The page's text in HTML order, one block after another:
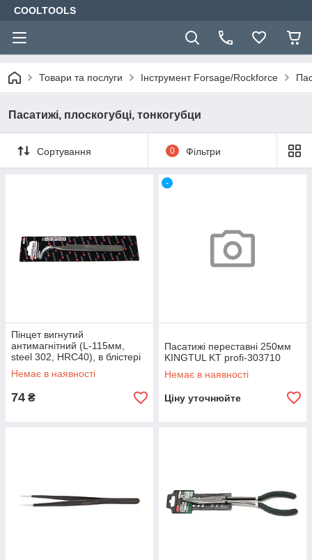
COOLTOOLS
Товари та послуги Інструмент Forsage/Rockforce
Пасатижі, плоскогубці, тонкогубци
Сортування 0 Фільтри
Пінцет вигнутий
антимагнітний (L-115мм,
steel 302, HRC40), в блістері
Немає в наявності
74 ₴
-
Пасатижі переставні 250мм
KINGTUL KT profi-303710
Немає в наявності
Ціну уточнюйте